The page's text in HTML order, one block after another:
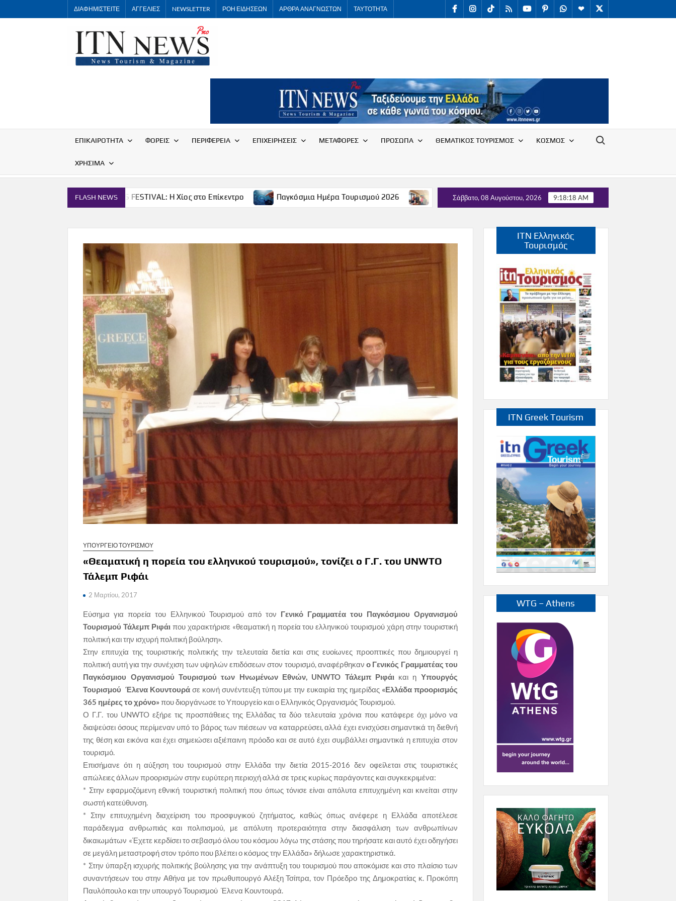
to
ΔΙΑΦΗΜΙΣΤΕΙΤΕ ΑΓΓΕΛΙΕΣ NEWSLETTER ΡΟΗ ΕΙΔΗΣΕΩΝ ΑΡΘΡΑ ΑΝΑΓΝΩΣΤΩΝ ΤΑΥΤΟΤΗΤΑ facebookInstagram
TikTokRSS youtubePinterestWhatsApp
Telegram
X
News
ΕΠΙΚΑΙΡΟΤΗΤΑ ΦΟΡΕΙΣ ΠΕΡΙΦΕΡΕΙΑ ΕΠΙΧΕΙΡΗΣΕΙΣ ΜΕΤΑΦΟΡΕΣ ΠΡΟΣΩΠΑ ΘΕΜΑΤΙΚΟΣ ΤΟΥΡΙΣΜΟΣ ΚΟΣΜΟΣ
ΧΡΗΣΙΜΑ
Search for:
FLASH NEWS
THE CHIOS FESTIVAL: Η Χίος στο Επίκεντρο Παγκόσμια Ημέρα Τουρισμού 2026 Συνάντηση του Συλλόγου Υπαλλήλων Ε.Ο.Τ. με τον Τομέα Τουρισμού του κόμματος
Σάββατο, 08 Αυγούστου, 2026 9:18:19 AM
ΥΠΟΥΡΓΕΙΟ ΤΟΥΡΙΣΜΟΥ
«Θεαματική η πορεία του ελληνικού τουρισμού», τονίζει ο Γ.Γ. του UNWTO
Τάλεμπ Ριφάι
2 Μαρτίου, 2017
Εύσημα για πορεία του Ελληνικού Τουρισμού από τον Γενικό Γραμματέα του Παγκόσμιου Οργανισμού
Τουρισμού Τάλεμπ Ριφάι που χαρακτήρισε «θεαματική η πορεία του ελληνικού τουρισμού χάρη στην τουριστική
πολιτική και την ισχυρή πολιτική βούληση».
Στην επιτυχία της τουριστικής πολιτικής την τελευταία διετία και στις ευοίωνες προοπτικές που δημιουργεί η
πολιτική αυτή για την συνέχιση των υψηλών επιδόσεων στον τουρισμό, αναφέρθηκανο Γενικός Γραμματέας του
Παγκόσμιου Οργανισμού Τουρισμού των Ηνωμένων Εθνών, UNWTO Τάλεμπ Ριφάι και η Υπουργός
Τουρισμού Έλενα Κουντουρά σε κοινή συνέντευξη τύπου με την ευκαιρία της ημερίδας «Ελλάδα προορισμός
365 ημέρες το χρόνο»που διοργάνωσε το Υπουργείο και ο Ελληνικός Οργανισμός Τουρισμού.
Ο Γ.Γ. του UNWTO εξήρε τις προσπάθειες της Ελλάδας τα δύο τελευταία χρόνια που κατάφερε όχι μόνο να
διαψεύσει όσους περίμεναν υπό το βάρος των πιέσεων να καταρρεύσει, αλλά έχει ενισχύσει σημαντικά τη διεθνή
της θέση και εικόνα και έχει σημειώσει αξιέπαινη πρόοδο και σε αυτό έχει συμβάλλει σημαντικά η επιτυχία στον
τουρισμό.
Επισήμανε ότι η αύξηση του τουρισμού στην Ελλάδα την διετία 2015-2016 δεν οφείλεται στις τουριστικές
απώλειες άλλων προορισμών στην ευρύτερη περιοχή αλλά σε τρεις κυρίως παράγοντες και συγκεκριμένα:
* Στην εφαρμοζόμενη εθνική τουριστική πολιτική που όπως τόνισε είναι απόλυτα επιτυχημένη και κινείται στην
σωστή κατεύθυνση.
* Στην επιτυχημένη διαχείριση του προσφυγικού ζητήματος, καθώς όπως ανέφερε η Ελλάδα αποτέλεσε
παράδειγμα ανθρωπιάς και πολιτισμού, με απόλυτη προτεραιότητα στην διασφάλιση των ανθρωπίνων
δικαιωμάτων «Έχετε κερδίσει το σεβασμό όλου του κόσμου λόγω της στάσης που τηρήσατε και αυτό έχει οδηγήσει
σε μεγάλη μεταστροφή στον τρόπο που βλέπει ο κόσμος την Ελλάδα» δήλωσε χαρακτηριστικά.
* Στην ύπαρξη ισχυρής πολιτικής βούλησης για την ανάπτυξη του τουρισμού που αποκόμισε και στο πλαίσιο των
συναντήσεων του στην Αθήνα με τον πρωθυπουργό Αλέξη Τσίπρα, τον Πρόεδρο της Δημοκρατίας κ. Προκόπη
Παυλόπουλο και την υπουργό Τουρισμού Έλενα Κουντουρά.
ITN Ελληνικός
Τουρισμός
ITN Greek Tourism
WTG – Athens